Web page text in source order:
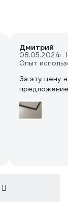
Дмитрий
08.05.2024г.
Опыт
За эту цену
предложение